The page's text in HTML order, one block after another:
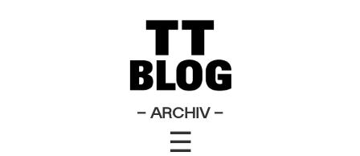
– ARCHIV –
☰
2009
Das Theatertreffen-Blog
2010
: Marat, was ist aus unserer Revolution geworden?
Ein Chorleiter nervt